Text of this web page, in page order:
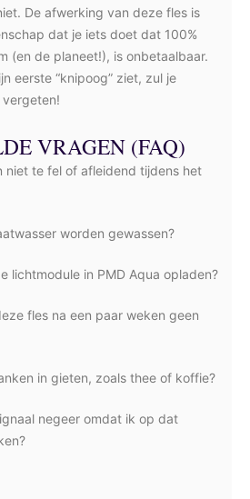
De afwerking van deze fles is
dat je iets doet dat 100%
(en de planeet!), is onbetaalbaar.
eerste “knipoog” ziet, zul je
VRAGEN (FAQ)
niet te fel of afleidend tijdens het
worden gewassen?
lichtmodule in PMD Aqua opladen?
fles na een paar weken geen
in gieten, zoals thee of koffie?
negeer omdat ik op dat